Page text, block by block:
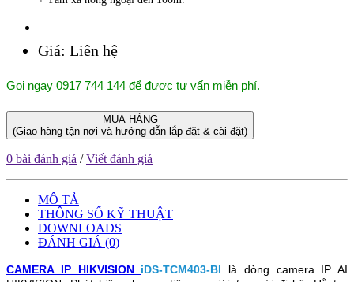
Giá: Liên hệ
Gọi ngay 0917 744 144 để được tư vấn miễn phí.
MUA HÀNG
(Giao hàng tận nơi và hướng dẫn lắp đặt & cài đặt)
0 bài đánh giá /Viết đánh giá
MÔ TẢ
THÔNG SỐ KỸ THUẬT
DOWNLOADS
ĐÁNH GIÁ (0)
CAMERA IP HIKVISION iDS-TCM403-BI là dòng camera IP AI